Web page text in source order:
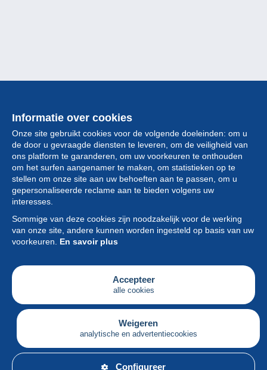
Informatie over cookies
Onze site gebruikt cookies voor de volgende doeleinden: om u
de door u gevraagde diensten te leveren, om de veiligheid van
ons platform te garanderen, om uw voorkeuren te onthouden
om het surfen aangenamer te maken, om statistieken op te
stellen om onze site aan uw behoeften aan te passen, om u
gepersonaliseerde reclame aan te bieden volgens uw
interesses.
Sommige van deze cookies zijn noodzakelijk voor de werking
van onze site, andere kunnen worden ingesteld op basis van uw
voorkeuren. En savoir plus
Accepteer
alle cookies
Weigeren
analytische en advertentiecookies
Configureer
Collectie
Nieuws
Functie
Vereniging
Diensten
Schrijven
Nederlands